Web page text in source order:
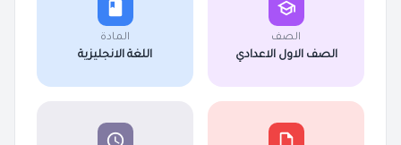
الصف
الصف الاول الاعدادي
المادة
اللغة الانجليزية